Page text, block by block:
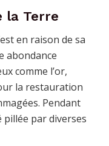
la Terre
en raison de sa
abondance
comme l’or,
la restauration
Pendant
pillée par diverses